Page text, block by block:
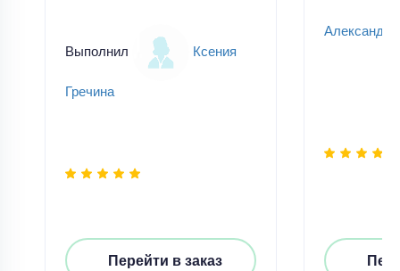
Выполнил Ксения
Гречина
Перейти в заказ
Александр